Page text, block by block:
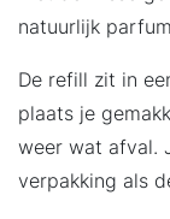
natuurlijk
De refill zit in
plaats je
weer wat afval.
verpakking als